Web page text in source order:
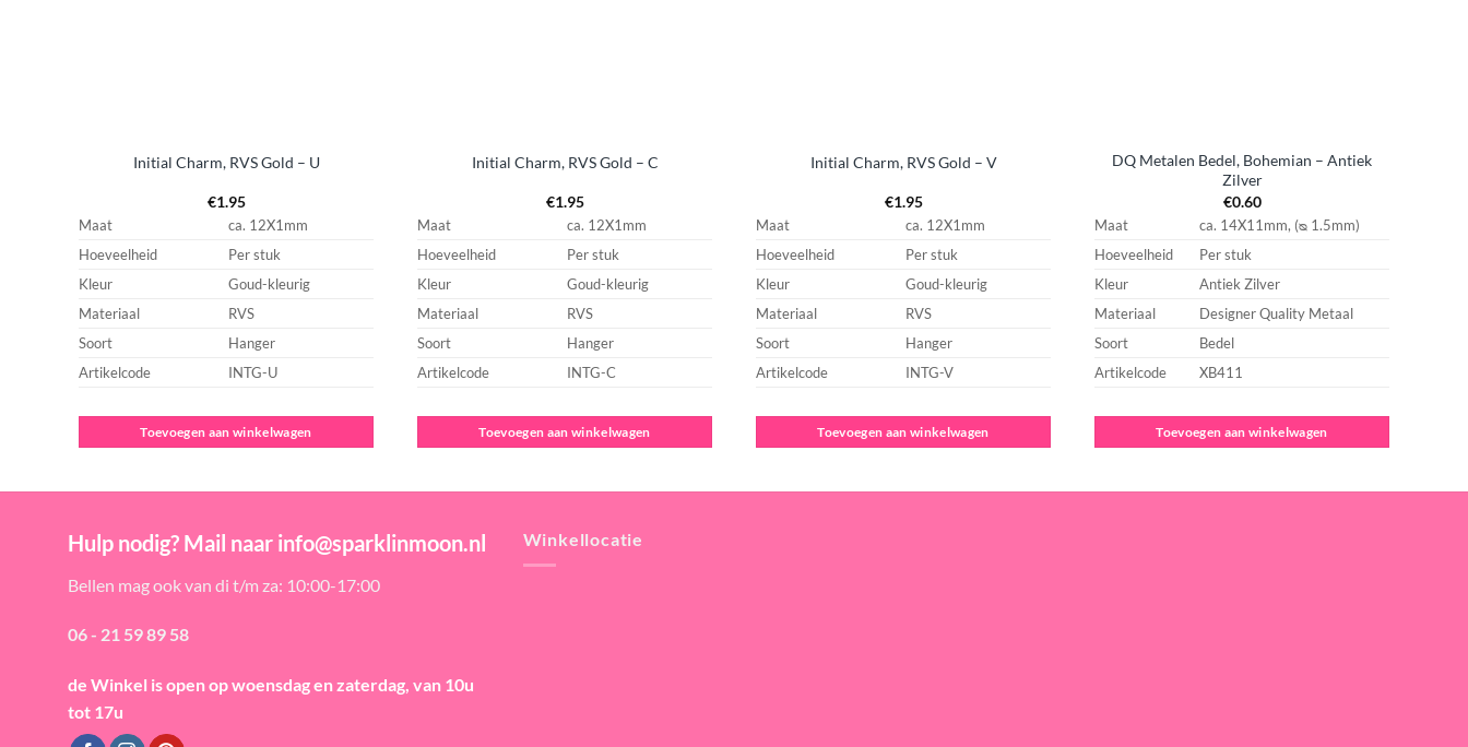
Initial Charm, RVS Gold – U
€1.95
Maat
ca. 12X1mm
Hoeveelheid
Per stuk
Kleur
Goud-kleurig
Materiaal
RVS
Soort
Hanger
Artikelcode
INTG-U
Toevoegen aan winkelwagen
Initial Charm, RVS Gold – C
€1.95
Maat
ca. 12X1mm
Hoeveelheid
Per stuk
Kleur
Goud-kleurig
Materiaal
RVS
Soort
Hanger
Artikelcode
INTG-C
Toevoegen aan winkelwagen
Initial Charm, RVS Gold – V
€1.95
Maat
ca. 12X1mm
Hoeveelheid
Per stuk
Kleur
Goud-kleurig
Materiaal
RVS
Soort
Hanger
Artikelcode
INTG-V
Toevoegen aan winkelwagen
DQ Metalen Bedel, Bohemian – Antiek
Zilver
€0.60
Maat
ca. 14X11mm, (ᴓ 1.5mm)
Hoeveelheid
Per stuk
Kleur
Antiek Zilver
Materiaal
Designer Quality Metaal
Soort
Bedel
Artikelcode
XB411
Toevoegen aan winkelwagen
Hulp nodig? Mail naar info@sparklinmoon.nl
Bellen mag ook van di t/m za: 10:00-17:00
06 - 21 59 89 58
de Winkel is openop woensdag en zaterdag, van 10u
tot 17u
Winkellocatie